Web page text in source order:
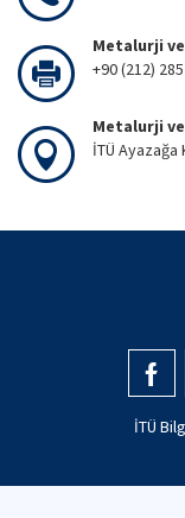
Metalurji
+90 (212)
Metalurji
İTÜ
İTÜ